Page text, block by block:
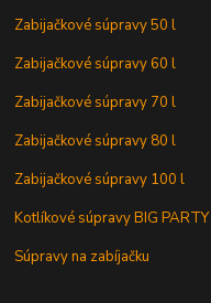
Zabijačkové súpravy 50 l
Zabijačkové súpravy 60 l
Zabijačkové súpravy 70 l
Zabijačkové súpravy 80 l
Zabijačkové súpravy 100 l
Kotlíkové súpravy BIG PARTY
Súpravy na zabíjačku